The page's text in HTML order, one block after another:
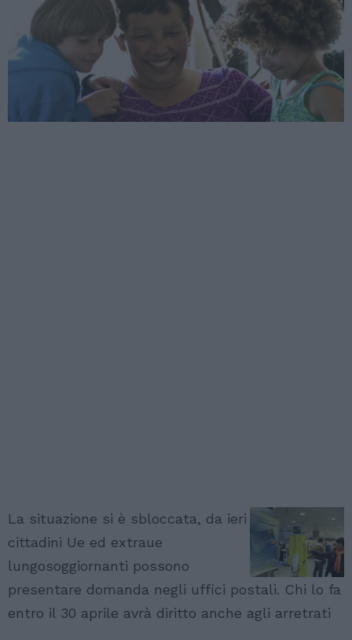
La situazione si è sbloccata, da ieri
cittadini Ue ed extraue
lungosoggiornanti possono
presentare domanda negli uffici postali. Chi lo fa
entro il 30 aprile avrà diritto anche agli arretrati